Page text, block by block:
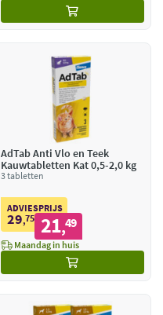
AdTab Anti Vlo en Teek
Kauwtabletten Kat 0,5-2,0 kg
3 tabletten
ADVIESPRIJS
29,75 21,49
Maandag in huis